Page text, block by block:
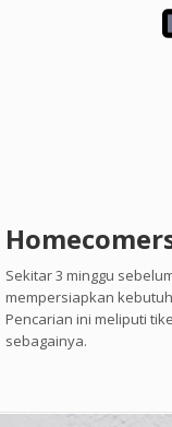
Sekitar 3 minggu
mempersiapkan
Pencarian ini meliputi
sebagainya.